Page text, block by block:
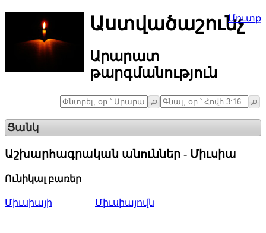
Աստվածաշունչ
Արարատ
թարգմանություն
Մուտք
Ցանկ
Աշխարհագրական անուններ - Միւսիա
Ունիկալ բառեր
Միւսիայի Միւսիայովն